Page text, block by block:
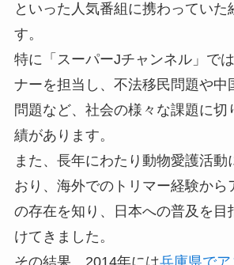
といった人気番組に携わっていた
す。
特に「スーパーJチャンネル」で
ナーを担当し、不法移民問題や中
問題など、社会の様々な課題に切
績があります。
また、長年にわたり動物愛護活動
おり、海外でのトリマー経験から
の存在を知り、日本への普及を目
けてきました。